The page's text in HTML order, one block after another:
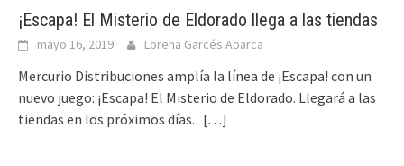
¡Escapa! El Misterio de Eldorado llega a las tiendas
mayo 16, 2019 Lorena Garcés Abarca
Mercurio Distribuciones amplía la línea de ¡Escapa! con un
nuevo juego: ¡Escapa! El Misterio de Eldorado. Llegará a las
tiendas en los próximos días. […]